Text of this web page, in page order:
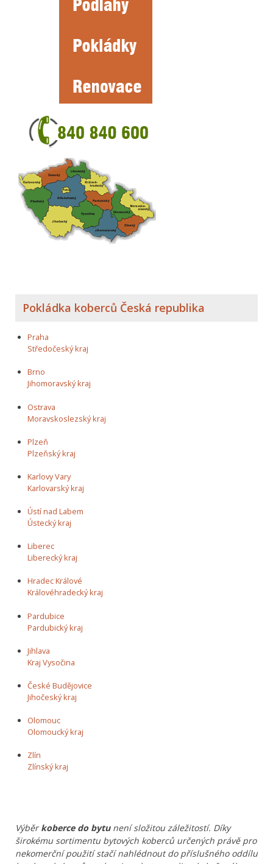
Pokládka koberců Česká republika
Praha
Středočeský kraj
Brno
Jihomoravský kraj
Ostrava
Moravskoslezský kraj
Plzeň
Plzeňský kraj
Karlovy Vary
Karlovarský kraj
Ústí nad Labem
Ústecký kraj
Liberec
Liberecký kraj
Hradec Králové
Královéhradecký kraj
Pardubice
Pardubický kraj
Jihlava
Kraj Vysočina
České Budějovice
Jihočeský kraj
Olomouc
Olomoucký kraj
Zlín
Zlínský kraj
Výběrkoberce do bytunení složitou záležitostí. Díky
širokému sortimentu bytových koberců určených právě pro
nekomerční použití stačí nahlédnout do příslušného oddílu